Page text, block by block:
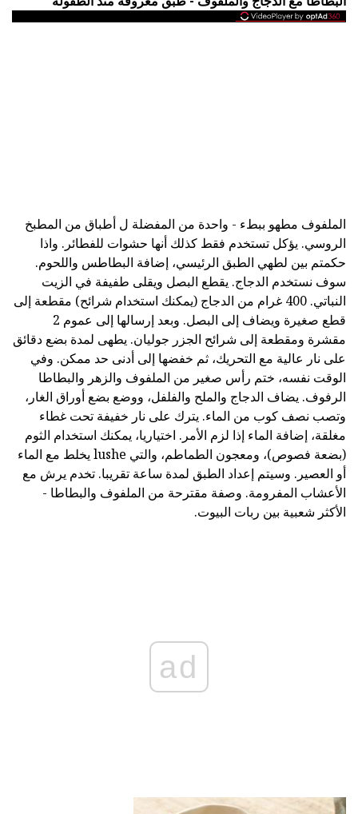
الملفوف مطهو ببطء - واحدة من المفضلة ل أطباق من المطبخ
الروسي. يؤكل تستخدم فقط كذلك أنها حشوات للفطائر. واذا
حكمتم بين لطهي الطبق الرئيسي، إضافة البطاطس واللحوم.
سوف نستخدم الدجاج. يقطع البصل ويقلى طفيفة في الزيت
النباتي. 400 غرام من الدجاج (يمكنك استخدام شرائح) مقطعة إلى
قطع صغيرة ويضاف إلى البصل. وبعد إرسالها إلى عموم 2
مقشرة ومقطعة إلى شرائح الجزر جوليان. يطهى لمدة بضع دقائق
على نار عالية مع التحريك، ثم خفضها إلى أدنى حد ممكن. وفي
الوقت نفسه، ختم رأس صغير من الملفوف والزهر والبطاطا
الرفوف. يضاف الدجاج والملح والفلفل، ووضع بضع أوراق الغار،
وتصب نصف كوب من الماء. يترك على نار خفيفة تحت غطاء
مغلقة، إضافة الماء إذا لزم الأمر. اختياريا، يمكنك استخدام الثوم
(بضعة فصوص)، ومعجون الطماطم، والتي lushe يخلط مع الماء
أو العصير. وسيتم إعداد الطبق لمدة ساعة تقريبا. تخدم يرش مع
الأعشاب المفرومة. وصفة مقترحة من الملفوف والبطاطا -
الأكثر شعبية بين ربات البيوت.
ad